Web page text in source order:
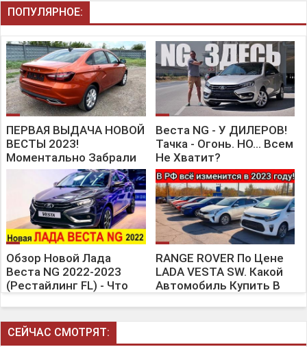
ПОПУЛЯРНОЕ:
ПЕРВАЯ ВЫДАЧА НОВОЙ
ВЕСТЫ 2023!
Моментально Забрали
Новинку LADA VESTA NG
В Крутейшей
Комплектации!
Веста NG - У ДИЛЕРОВ!
Тачка - Огонь. НО… Всем
Не Хватит?
Обзор Новой Лада
Веста NG 2022-2023
(Рестайлинг FL) - Что
RANGE ROVER По Цене
LADA VESTA SW. Какой
Автомобиль Купить В
СЕЙЧАС СМОТРЯТ: